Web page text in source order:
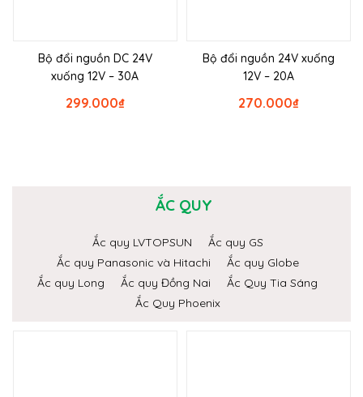
Bộ đổi nguồn DC 24V
xuống 12V – 30A
₫
299.000
Bộ đổi nguồn 24V xuống
12V – 20A
₫
270.000
ẮC QUY
Ắc quy LVTOPSUN
Ắc quy GS
Ắc quy Panasonic và Hitachi
Ắc quy Globe
Ắc quy Long
Ắc quy Đồng Nai
Ắc Quy Tia Sáng
Ắc Quy Phoenix